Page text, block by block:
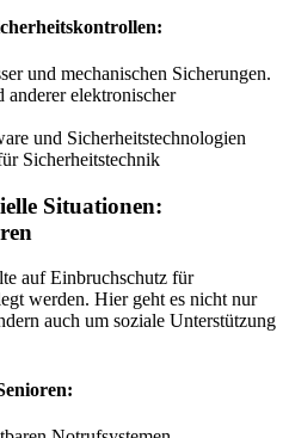
und mechanischen Sicherungen.
anderer elektronischer
und Sicherheitstechnologien
Sicherheitstechnik
Situationen:
auf Einbruchschutz für
werden. Hier geht es nicht nur
auch um soziale Unterstützung